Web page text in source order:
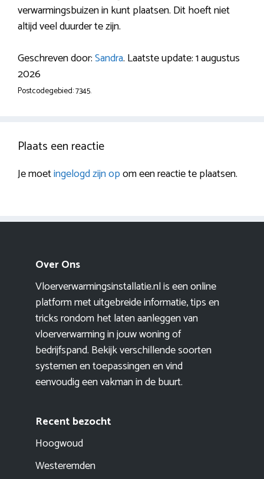
verwarmingsbuizen in kunt plaatsen. Dit hoeft niet
altijd veel duurder te zijn.
Geschreven door:Sandra. Laatste update: 1 augustus
2026
Postcodegebied: 7345.
Plaats een reactie
Je moetingelogd zijn opom een reactie te plaatsen.
Over Ons
Vloerverwarmingsinstallatie.nl is een online
platform met uitgebreide informatie, tips en
tricks rondom het laten aanleggen van
vloerverwarming in jouw woning of
bedrijfspand. Bekijk verschillende soorten
systemen en toepassingen en vind
eenvoudig een vakman in de buurt.
Recent bezocht
Hoogwoud
Westeremden